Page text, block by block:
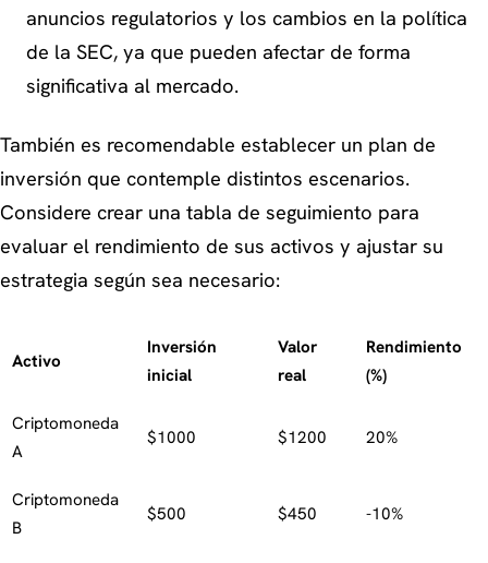
anuncios regulatorios y los cambios en la política
de la SEC, ya que pueden afectar de forma
significativa al mercado.
También es recomendable establecer un plan de
inversión que contemple distintos escenarios.
Considere crear una tabla de seguimiento para
evaluar el rendimiento de sus activos y ajustar su
estrategia según sea necesario:
Activo
Inversión
inicial
Valor
real
Rendimiento
(%)
Criptomoneda
A
$1000 $1200 20%
Criptomoneda
B
$500 $450 -10%